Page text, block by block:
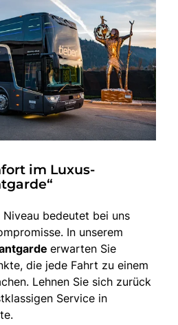
im Luxus-
Niveau bedeutet bei uns
In unserem
erwarten Sie
die jede Fahrt zu einem
Lehnen Sie sich zurück
Service in